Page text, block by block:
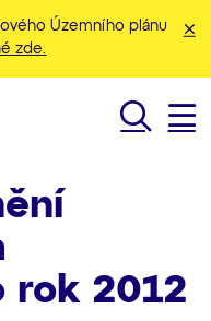
Územního plánu
zde.
rok 2012